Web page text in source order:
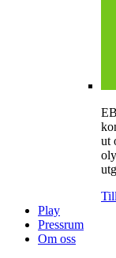
ut
Play
Pressrum
Om oss